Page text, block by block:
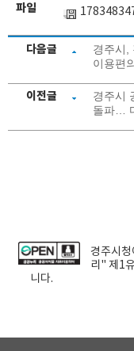
파일
다음글
경주시,
이용편
이전글
경주시
돌파…
경주시청
리"제1
니다.